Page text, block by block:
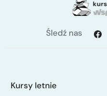
Śledź nas
Kursy letnie